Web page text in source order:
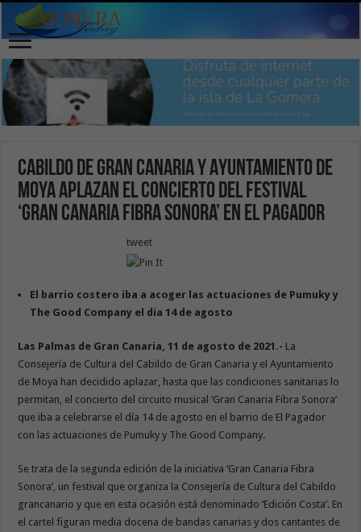
Cabildo de Gran Canaria y Ayuntamiento de
Moya aplazan el concierto del Festival
‘Gran Canaria Fibra Sonora’ en El Pagador
tweet
El barrio costero iba a acoger las actuaciones de Pumuky y
The Good Company el día 14 de agosto
Las Palmas de Gran Canaria, 11 de agosto de 2021.- La
Consejería de Cultura del Cabildo de Gran Canaria y el Ayuntamiento
de Moya han decidido aplazar, hasta que las condiciones sanitarias lo
permitan, el concierto del circuito musical ‘Gran Canaria Fibra Sonora’
que iba a celebrarse el día 14 de agosto en el barrio de El Pagador
con las actuaciones de Pumuky y The Good Company.
Se trata de la segunda edición de la iniciativa ‘Gran Canaria Fibra
Sonora’, un festival que organiza la Consejería de Cultura del Cabildo
grancanario y que en esta ocasión está denominado ‘Edición Costa’. En
el cartel figuran media docena de bandas canarias y dos cantantes de